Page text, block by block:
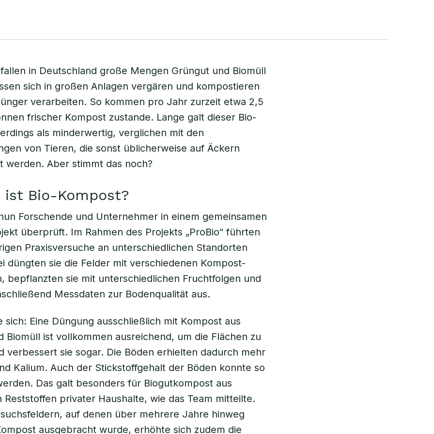
in Deutschland große Mengen Grüngut und Biomüll
sich in großen Anlagen vergären und kompostieren
verarbeiten. So kommen pro Jahr zurzeit etwa 2,5
frischer Kompost zustande. Lange galt dieser Bio-
als minderwertig, verglichen mit den
von Tieren, die sonst üblicherweise auf Äckern
werden. Aber stimmt das noch?
ist Bio-Kompost?
Forschende und Unternehmer in einem gemeinsamen
überprüft. Im Rahmen des Projekts „ProBio“ führten
Praxisversuche an unterschiedlichen Standorten
düngten sie die Felder mit verschiedenen Kompost-
bepflanzten sie mit unterschiedlichen Fruchtfolgen und
Messdaten zur Bodenqualität aus.
sich: Eine Düngung ausschließlich mit Kompost aus
Biomüll ist vollkommen ausreichend, um die Flächen zu
verbessert sie sogar. Die Böden erhielten dadurch mehr
Kalium. Auch der Stickstoffgehalt der Böden konnte so
Das galt besonders für Biogutkompost aus
Reststoffen privater Haushalte, wie das Team mitteilte.
auf denen über mehrere Jahre hinweg
ausgebracht wurde, erhöhte sich zudem die